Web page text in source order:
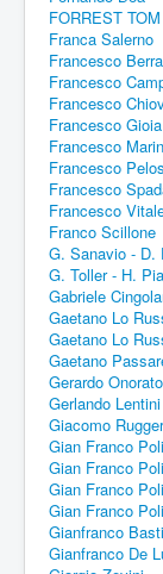
FORREST
Franca Salerno
Francesco Berra
Francesco
Francesco
Francesco Gioia
Francesco
Francesco
Francesco
Francesco
Franco Scillone
G. Sanavio - D.
G. Toller - H.
Gabriele
Gaetano Lo
Gaetano Lo
Gaetano
Gerardo Onorato
Gerlando Lentini
Giacomo
Gian Franco Poli
Gian Franco
Gian Franco
Gian Franco
Gianfranco Basti
Gianfranco De